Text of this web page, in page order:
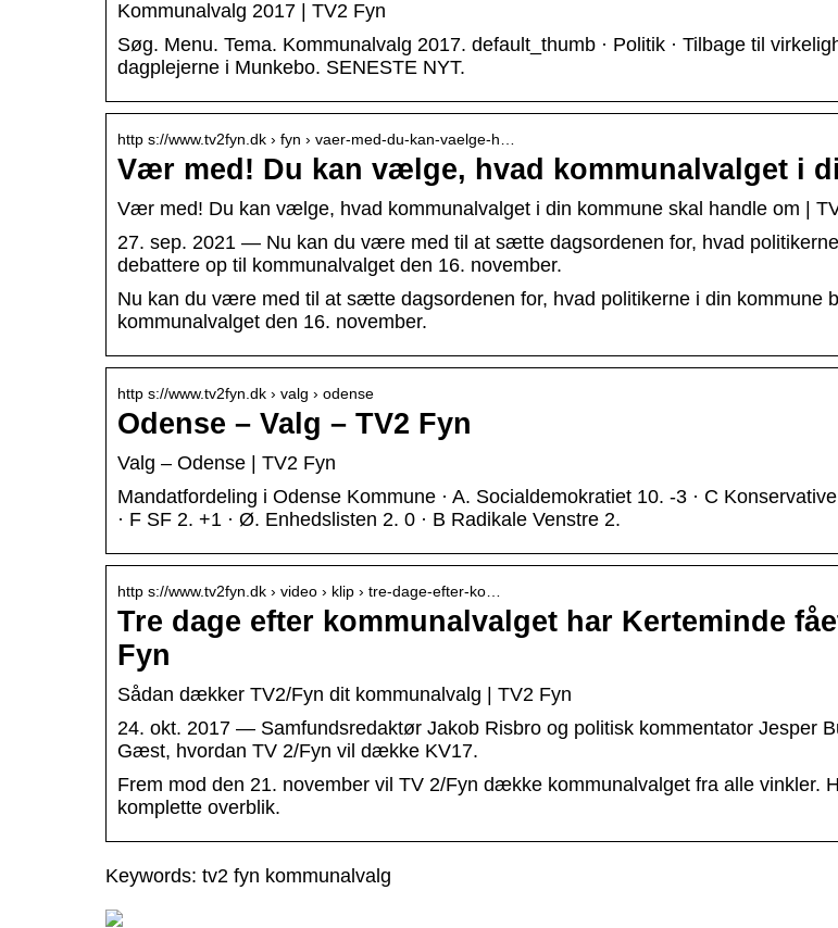
Kommunalvalg 2017 | TV2 Fyn
Søg. Menu. Tema. Kommunalvalg 2017. default_thumb · Politik · Tilbage til
dagplejerne i Munkebo. SENESTE NYT.
http s://www.tv2fyn.dk › fyn › vaer-med-du-kan-vaelge-h…
Vær med! Du kan vælge, hvad kommunalvalget i
Vær med! Du kan vælge, hvad kommunalvalget i din kommune skal handle om |
27. sep. 2021 — Nu kan du være med til at sætte dagsordenen for, hvad
debattere op til kommunalvalget den 16. november.
Nu kan du være med til at sætte dagsordenen for, hvad politikerne i din kommune
kommunalvalget den 16. november.
http s://www.tv2fyn.dk › valg › odense
Odense – Valg – TV2 Fyn
Valg – Odense | TV2 Fyn
Mandatfordeling i Odense Kommune · A. Socialdemokratiet 10. -3 · C
· F SF 2. +1 · Ø. Enhedslisten 2. 0 · B Radikale Venstre 2.
http s://www.tv2fyn.dk › video › klip › tre-dage-efter-ko…
Tre dage efter kommunalvalget har Kerteminde
Fyn
Sådan dækker TV2/Fyn dit kommunalvalg | TV2 Fyn
24. okt. 2017 — Samfundsredaktør Jakob Risbro og politisk kommentator Jesper
Gæst, hvordan TV 2/Fyn vil dække KV17.
Frem mod den 21. november vil TV 2/Fyn dække kommunalvalget fra alle vinkler.
komplette overblik.
Keywords: tv2 fyn kommunalvalg